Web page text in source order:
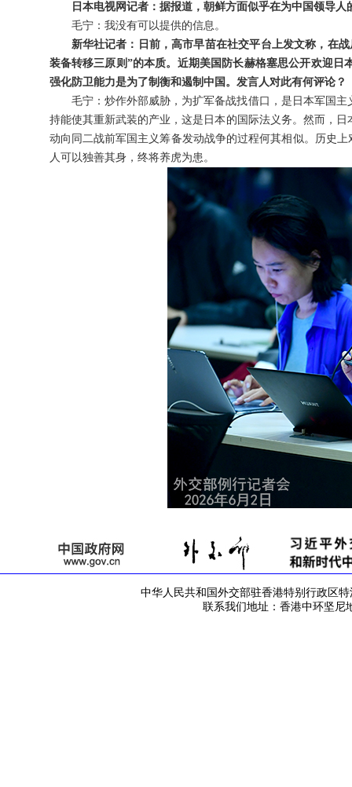
日本电视网记者：据报道，朝鲜方面似乎在为中国领导
毛宁：我没有可以提供的信息。
新华社记者：日前，高市早苗在社交平台上发文称，在
装备转移三原则”的本质。近期美国防长赫格塞思公开欢迎
强化防卫能力是为了制衡和遏制中国。发言人对此有何评论？
毛宁：炒作外部威胁，为扩军备战找借口，是日本军国
持能使其重新武装的产业，这是日本的国际法义务。然而，
动向同二战前军国主义筹备发动战争的过程何其相似。历史
人可以独善其身，终将养虎为患。
中华人民共和国外交部驻香港特别行政区特
联系我们地址：香港中环坚尼